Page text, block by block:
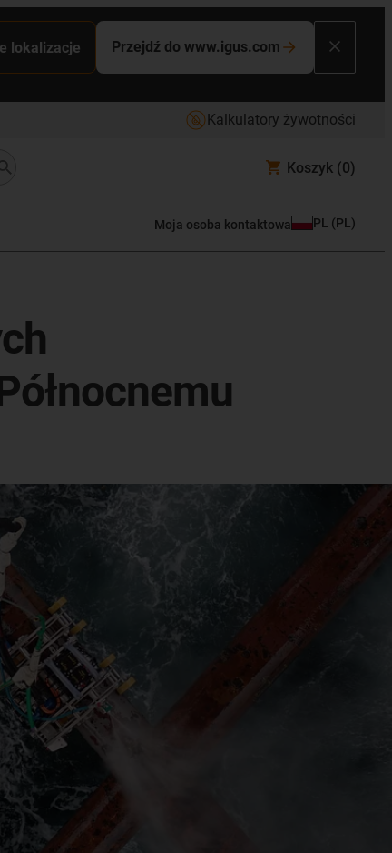
lokalizacje Przejdź do www.igus.com
Kalkulatory żywotności
Koszyk (0)
Moja osoba kontaktowa PL (PL )